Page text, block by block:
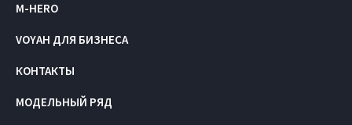
M-HERO
VOYAH ДЛЯ БИЗНЕСА
КОНТАКТЫ
МОДЕЛЬНЫЙ РЯД